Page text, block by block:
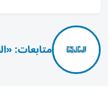
متابعات: